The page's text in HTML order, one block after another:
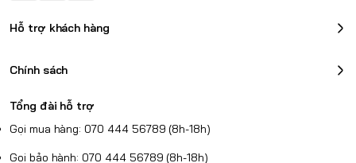
Hỗ trợ khách hàng
Chính sách
Tổng đài hỗ trợ
Gọi mua hàng: 070 444 56789 (8h-18h)
Gọi bảo hành: 070 444 56789 (8h-18h)